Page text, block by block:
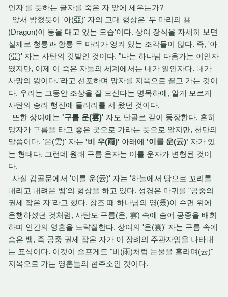
인자'를 뜻하는 글자를 죽은 자 앞에 세우는가?
앞서 밝혔듯이 '아(亞)' 자의 고대 형상은 '두 마리의 용
(Dragon)이 등을 대고 있는 모습'이다. 상여 장식을 자세히 보면
실제로 청룡과 황룡 두 마리가 엉켜 있는 조각들이 많다. 즉, '아
(亞)' 자는 사탄의 깃발인 것이다. "나는 하나님 다음가는 이인자
였지만, 이제 이 죽은 자들의 세계에서는 내가 일인자다. 내가
사망의 왕이다."라고 선포하며 망자를 지옥으로 끌고 가는 것이
다. 우리는 그동안 조상을 잘 모신다는 명목하에, 알게 모르게
사탄의 승리 행진에 들러리를 서 왔던 것이다.
또한 상여에는 '구름 운(雲)' 자도 단골로 같이 등장한다. 흔히
망자가 구름을 타고 좋은 곳으로 가라는 뜻으로 알지만, 천만의
말씀이다. '운(雲)' 자는 '비 우(雨)' 아래에 '이를 운(云)' 자가 있
는 형태다. 그런데 원래 구름 운자는 이를 운자가 변형된 것이
다.
사실 갑골문에서 '이를 운(云)' 자는 '하늘에서 땅으로 꼬리를
내리고 내려온 뱀'의 형상을 하고 있다. 성경은 마귀를 "공중의
권세 잡은 자"라고 했다. 창조 때 하나님의 영(靈)이 수면 위에
운행하셨던 것처럼, 사탄도 구름(운, 雲) 속에 숨어 공중을 배회
하며 인간의 영혼을 노략질한다. 상여의 '운(雲)' 자는 구름 속에
숨은 뱀, 즉 공중 권세 잡은 자가 이 장례의 주관자임을 나타내
는 표식이다. 이것이 슬프게도 "비(雨)처럼 눈물을 흘리며(云)"
지옥으로 가는 영혼들의 현주소인 것이다.